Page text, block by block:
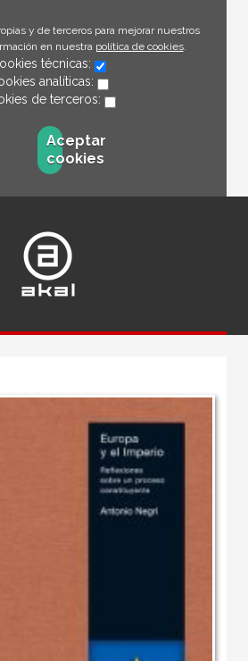
y de terceros para mejorar nuestros
en nuestra política de cookies.
técnicas:
analíticas:
de terceros:
Aceptar
cookies